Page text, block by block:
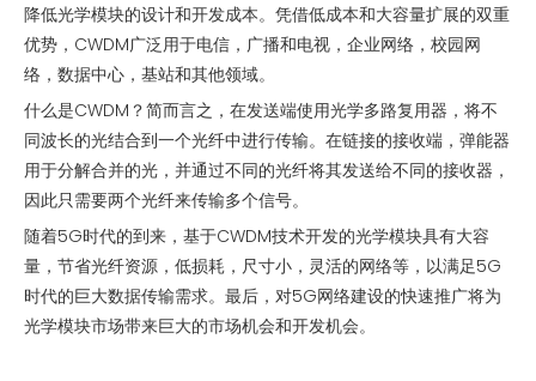
降低光学模块的设计和开发成本。凭借低成本和大容量扩展的双重
优势，CWDM广泛用于电信，广播和电视，企业网络，校园网
络，数据中心，基站和其他领域。
什么是CWDM？简而言之，在发送端使用光学多路复用器，将不
同波长的光结合到一个光纤中进行传输。在链接的接收端，弹能器
用于分解合并的光，并通过不同的光纤将其发送给不同的接收器，
因此只需要两个光纤来传输多个信号。
随着5G时代的到来，基于CWDM技术开发的光学模块具有大容
量，节省光纤资源，低损耗，尺寸小，灵活的网络等，以满足5G
时代的巨大数据传输需求。最后，对5G网络建设的快速推广将为
光学模块市场带来巨大的市场机会和开发机会。